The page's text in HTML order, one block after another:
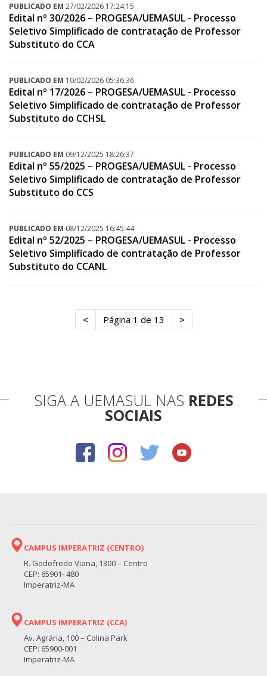
PUBLICADO EM 27/02/2026 17:24:15
Edital nº 30/2026 – PROGESA/UEMASUL - Processo
Seletivo Simplificado de contratação de Professor
Substituto do CCA
PUBLICADO EM 10/02/2026 05:36:36
Edital nº 17/2026 – PROGESA/UEMASUL - Processo
Seletivo Simplificado de contratação de Professor
Substituto do CCHSL
PUBLICADO EM 09/12/2025 18:26:37
Edital nº 55/2025 – PROGESA/UEMASUL - Processo
Seletivo Simplificado de contratação de Professor
Substituto do CCS
PUBLICADO EM 08/12/2025 16:45:44
Edital nº 52/2025 – PROGESA/UEMASUL - Processo
Seletivo Simplificado de contratação de Professor
Substituto do CCANL
< Página 1 de 13 >
SIGA A UEMASUL NAS REDES
SOCIAIS
CAMPUS IMPERATRIZ (CENTRO)
R. Godofredo Viana, 1300 – Centro
CEP: 65901- 480
Imperatriz-MA
CAMPUS IMPERATRIZ (CCA)
Av. Agrária, 100 – Colina Park
CEP: 65900-001
Imperatriz-MA